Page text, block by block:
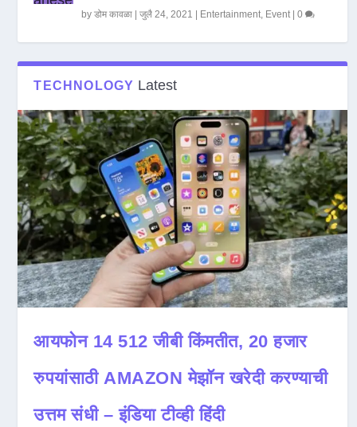
byडोम कावळा |जुलै 24, 2021 Entertainment, Event|0
TECHNOLOGY Latest
आयफोन 14 512 जीबी किंमतीत, 20 हजार
रुपयांसाठी AMAZON मेझॉन खरेदी करण्याची
उत्तम संधी – इंडिया टीव्ही हिंदी